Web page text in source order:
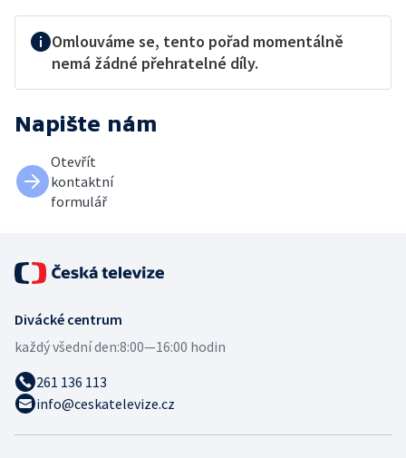
Omlouváme se, tento pořad momentálně
nemá žádné přehratelné díly.
Napište nám
Otevřít
kontaktní
formulář
Divácké centrum
každý všední den:8:00—16:00 hodin
261 136 113
info@ceskatelevize.cz